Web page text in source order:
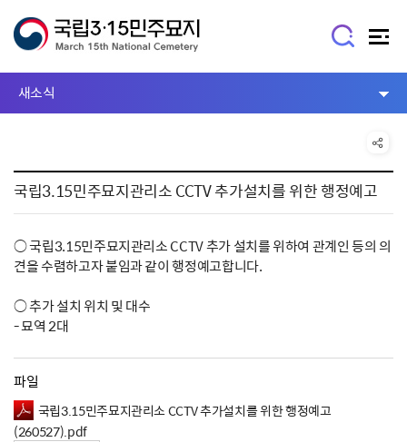
새소식
국립3.15민주묘지관리소 CCTV 추가설치를 위한 행정예고
○ 국립3.15민주묘지관리소 CCTV 추가 설치를 위하여 관계인 등의 의
견을 수렴하고자 붙임과 같이 행정예고합니다.
○ 추가 설치 위치 및 대수
- 묘역 2대
파일
국립3.15민주묘지관리소 CCTV 추가설치를 위한 행정예고
(260527).pdf